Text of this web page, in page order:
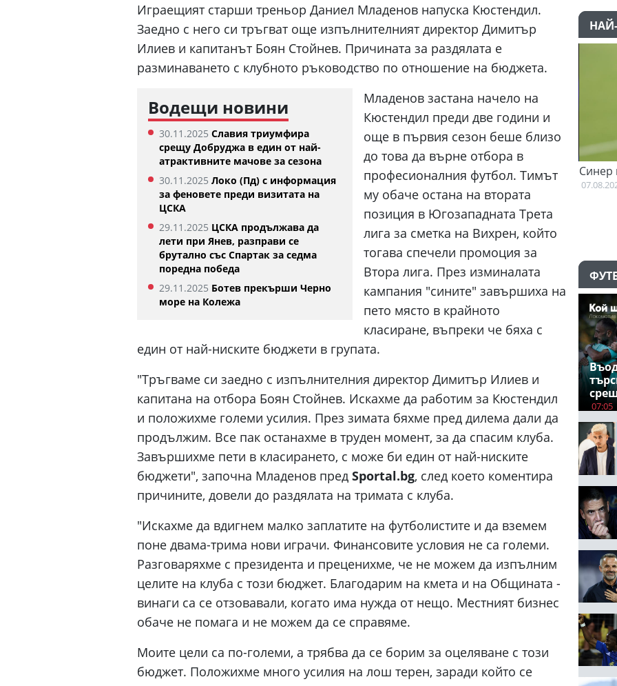
Играещият старши треньор Даниел Младенов напуска Кюстендил.
Заедно с него си тръгват още изпълнителният директор Димитър
Илиев и капитанът Боян Стойнев. Причината за раздялата е
разминаването с клубното ръководство по отношение на бюджета.
Водещи новини
30.11.2025 Славия триумфира
срещу Добруджа в един от най-
атрактивните мачове за сезона
30.11.2025 Локо (Пд) с информация
за феновете преди визитата на
ЦСКА
29.11.2025 ЦСКА продължава да
лети при Янев, разправи се
брутално със Спартак за седма
поредна победа
29.11.2025 Ботев прекърши Черно
море на Колежа
Младенов застана начело на
Кюстендил преди две години и
още в първия сезон беше близо
до това да върне отбора в
професионалния футбол. Тимът
му обаче остана на втората
позиция в Югозападната Трета
лига за сметка на Вихрен, който
тогава спечели промоция за
Втора лига. През изминалата
кампания "сините" завършиха на
пето място в крайното
класиране, въпреки че бяха с
един от най-ниските бюджети в групата.
"Тръгваме си заедно с изпълнителния директор Димитър Илиев и
капитана на отбора Боян Стойнев. Искахме да работим за Кюстендил
и положихме големи усилия. През зимата бяхме пред дилема дали да
продължим. Все пак останахме в труден момент, за да спасим клуба.
Завършихме пети в класирането, с може би един от най-ниските
бюджети", започна Младенов пред Sportal.bg, след което коментира
причините, довели до раздялата на тримата с клуба.
"Искахме да вдигнем малко заплатите на футболистите и да вземем
поне двама-трима нови играчи. Финансовите условия не са големи.
Разговаряхме с президента и преценихме, че не можем да изпълним
целите на клуба с този бюджет. Благодарим на кмета и на Общината -
винаги са се отзовавали, когато има нужда от нещо. Местният бизнес
обаче не помага и не можем да се справяме.
Моите цели са по-големи, а трябва да се борим за оцеляване с този
бюджет. Положихме много усилия на лош терен, заради който се
Къри няма намерение да напуска
Голдън Стейт Уориърс
07.08.2026
Синер вече тренира
07.08.2026
07:05